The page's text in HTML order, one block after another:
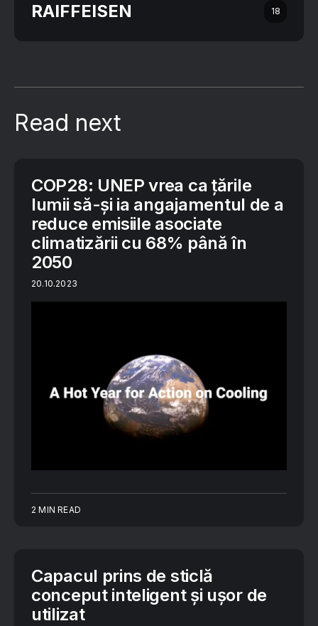
RAIFFEISEN 18
Read next
COP28: UNEP vrea ca țările
lumii să-și ia angajamentul de a
reduce emisiile asociate
climatizării cu 68% până în
2050
20.10.2023
2 MIN READ
Capacul prins de sticlă
conceput inteligent și ușor de
utilizat